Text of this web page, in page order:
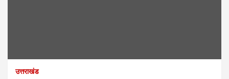
उत्तराखंड